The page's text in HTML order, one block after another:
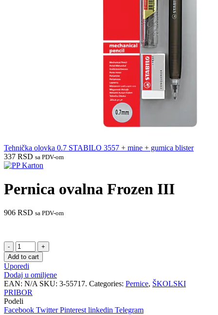
Tehnička olovka 0.7 STABILO 3557 + mine + gumica blister
337 RSD sa PDV-om
Pernica ovalna Frozen III
906 RSD sa PDV-om
Pernica
ovalna
Frozen
III
quantity
Add to cart
Uporedi
Dodaj u omiljene
EAN: N/A SKU: 3-55717. Categories: Pernice, ŠKOLSKI
PRIBOR
Podeli
Facebook Twitter Pinterest linkedin Telegram